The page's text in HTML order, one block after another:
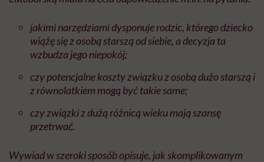
jakimi narzędziami dysponuje rodzic, którego dziecko
wiążę się z osobą starszą od siebie, a decyzja ta
wzbudza jego niepokój;
czy potencjalne koszty związku z osobą dużo starszą i
z równolatkiem mogą być takie same;
czy związki z dużą różnicą wieku mają szansę
przetrwać.
Wywiad w szeroki sposób opisuje, jak skomplikowanym